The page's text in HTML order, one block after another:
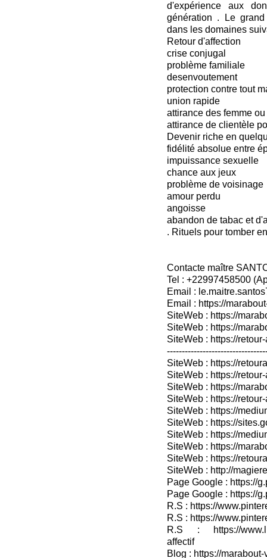
d'expérience aux
génération . Le
dans les domaines
Retour d'affection
crise conjugal
problème familiale
desenvoutement
protection contre tout
union rapide
attirance des femme
attirance de clientèle
Devenir riche en
fidélité absolue entre
impuissance sexuelle
chance aux jeux
problème de voisinage
amour perdu
angoisse
abandon de tabac et
. Rituels pour tomber
Contacte maître
Tel : +22997458500
Email :
Email : https://
SiteWeb : https://
SiteWeb : https://
SiteWeb : https://
SiteWeb : https://
SiteWeb : https://
SiteWeb : https://
SiteWeb : https://
SiteWeb : https://
SiteWeb : https://
SiteWeb : https://
SiteWeb : https://
SiteWeb : https://
SiteWeb : http://
Page Google : https://
Page Google : https://
R.S : https://
R.S : https://
R.S : https://
affectif
Blog : https://